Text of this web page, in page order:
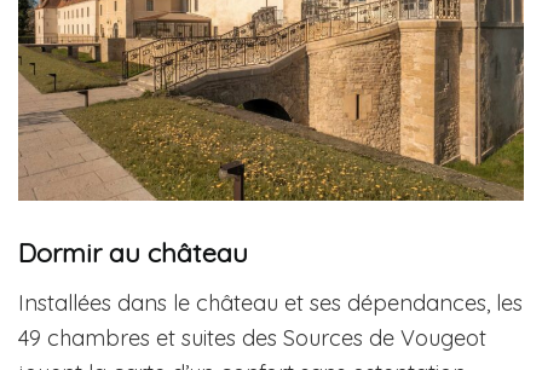
Dormir au château
Installées dans le château et ses dépendances, les
49 chambres et suites des Sources de Vougeot